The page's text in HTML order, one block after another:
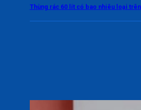
Thùng rác 60 lít có bao nhiêu loại